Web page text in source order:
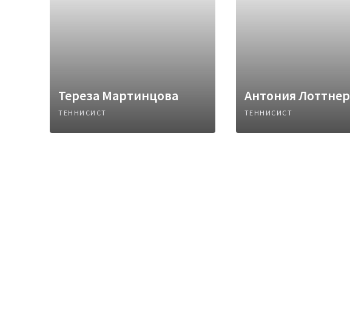
Тереза Мартинцова
ТЕННИСИСТ
Антония Лоттнер
ТЕННИСИСТ